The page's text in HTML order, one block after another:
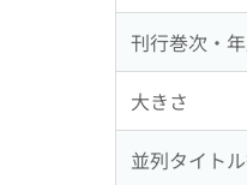
刊行巻次・
大きさ
並列タイト